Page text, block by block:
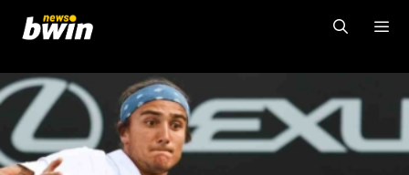
contenuto